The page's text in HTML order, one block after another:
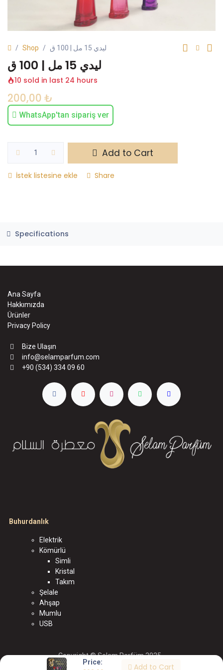
Price:
Add to Cart
Shop ليدي 15 مل | 100 ق
ليدي 15 مل | 100 ق
10 sold in last 24 hours
200,00 ₺
WhatsApp'tan sipariş ver
Add to Cart
İstek listesine ekle Share
Specifications
Ana Sayfa
Hakkımızda
Ürünler
Privacy Policy
Bize Ulaşın
info@selamparfum.com
+90 (534) 334 09 60
Buhurdanlık
Elektrik
Kömürlü
Simli
Kristal
Takım
Şelale
Ahşap
Mumlu
USB
Copyright © Selam Parfüm 2025
الْعَرَبيّة
English (US) | Türkçe